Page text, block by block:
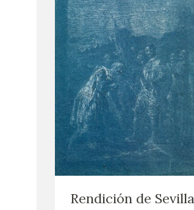
Rendición de Sevilla